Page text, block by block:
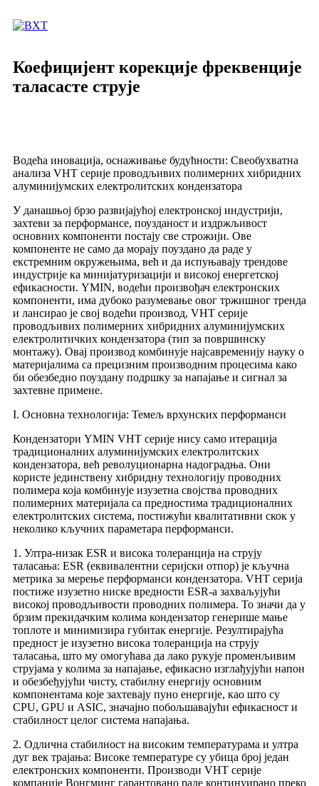
Коефицијент корекције фреквенције
таласасте струје
Водећа иновација, оснаживање будућности: Свеобухватна
анализа VHT серије проводљивих полимерних хибридних
алуминијумских електролитских кондензатора
У данашњој брзо развијајућој електронској индустрији,
захтеви за перформансе, поузданост и издржљивост
основних компоненти постају све строжији. Ове
компоненте не само да морају поуздано да раде у
екстремним окружењима, већ и да испуњавају трендове
индустрије ка минијатуризацији и високој енергетској
ефикасности. YMIN, водећи произвођач електронских
компоненти, има дубоко разумевање овог тржишног тренда
и лансирао је свој водећи производ, VHT серије
проводљивих полимерних хибридних алуминијумских
електролитичких кондензатора (тип за површинску
монтажу). Овај производ комбинује најсавременију науку о
материјалима са прецизним производним процесима како
би обезбедио поуздану подршку за напајање и сигнал за
захтевне примене.
I. Основна технологија: Темељ врхунских перформанси
Кондензатори YMIN VHT серије нису само итерација
традиционалних алуминијумских електролитских
кондензатора, већ револуционарна надоградња. Они
користе јединствену хибридну технологију проводних
полимера која комбинује изузетна својства проводних
полимерних материјала са предностима традиционалних
електролитских система, постижући квалитативни скок у
неколико кључних параметара перформанси.
1. Ултра-низак ESR и висока толеранција на струју
таласања: ESR (еквивалентни серијски отпор) је кључна
метрика за мерење перформанси кондензатора. VHT серија
постиже изузетно ниске вредности ESR-а захваљујући
високој проводљивости проводних полимера. То значи да у
брзим прекидачким колима кондензатор генерише мање
топлоте и минимизира губитак енергије. Резултирајућа
предност је изузетно висока толеранција на струју
таласања, што му омогућава да лако рукује променљивим
струјама у колима за напајање, ефикасно изглађујући напон
и обезбеђујући чисту, стабилну енергију основним
компонентама које захтевају пуно енергије, као што су
CPU, GPU и ASIC, значајно побољшавајући ефикасност и
стабилност целог система напајања.
2. Одлична стабилност на високим температурама и ултра
дуг век трајања: Високе температуре су убица број један
електронских компоненти. Производи VHT серије
компаније Вонгминг гарантовано раде континуирано преко